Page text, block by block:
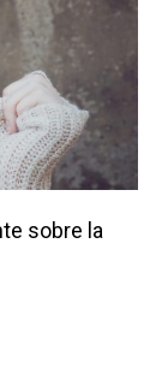
sobre la